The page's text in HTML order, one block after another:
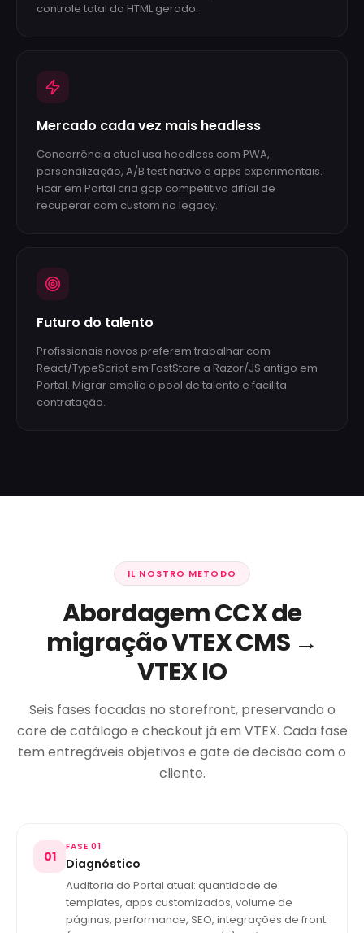
controle total do HTML gerado.
Mercado cada vez mais headless
Concorrência atual usa headless com PWA,
personalização, A/B test nativo e apps experimentais.
Ficar em Portal cria gap competitivo difícil de
recuperar com custom no legacy.
Futuro do talento
Profissionais novos preferem trabalhar com
React/TypeScript em FastStore a Razor/JS antigo em
Portal. Migrar amplia o pool de talento e facilita
contratação.
IL NOSTRO METODO
Abordagem CCX de
migração VTEX CMS →
VTEX IO
Seis fases focadas no storefront, preservando o
core de catálogo e checkout já em VTEX. Cada fase
tem entregáveis objetivos e gate de decisão com o
cliente.
01
FASE 01
Diagnóstico
Auditoria do Portal atual: quantidade de
templates, apps customizados, volume de
páginas, performance, SEO, integrações de front